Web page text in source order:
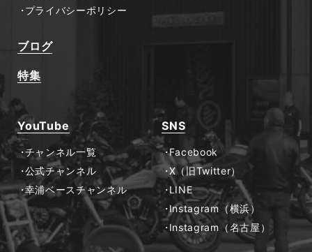
プライバシーポリシー
ブログ
特集
YouTube
チャンネル一覧
公式チャンネル
幸浦ベースチャンネル
SNS
Facebook
X（旧Twitter）
LINE
Instagram（横浜）
Instagram（名古屋）